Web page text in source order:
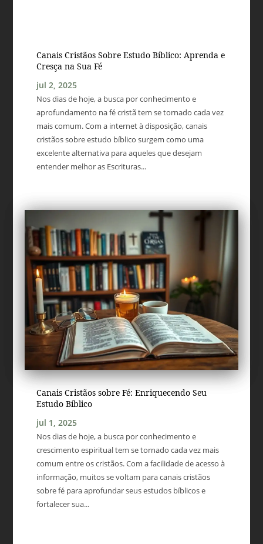
Canais Cristãos Sobre Estudo Bíblico: Aprenda e
Cresça na Sua Fé
jul 2, 2025
Nos dias de hoje, a busca por conhecimento e
aprofundamento na fé cristã tem se tornado cada vez
mais comum. Com a internet à disposição, canais
cristãos sobre estudo bíblico surgem como uma
excelente alternativa para aqueles que desejam
entender melhor as Escrituras...
Canais Cristãos sobre Fé: Enriquecendo Seu
Estudo Bíblico
jul 1, 2025
Nos dias de hoje, a busca por conhecimento e
crescimento espiritual tem se tornado cada vez mais
comum entre os cristãos. Com a facilidade de acesso à
informação, muitos se voltam para canais cristãos
sobre fé para aprofundar seus estudos bíblicos e
fortalecer sua...